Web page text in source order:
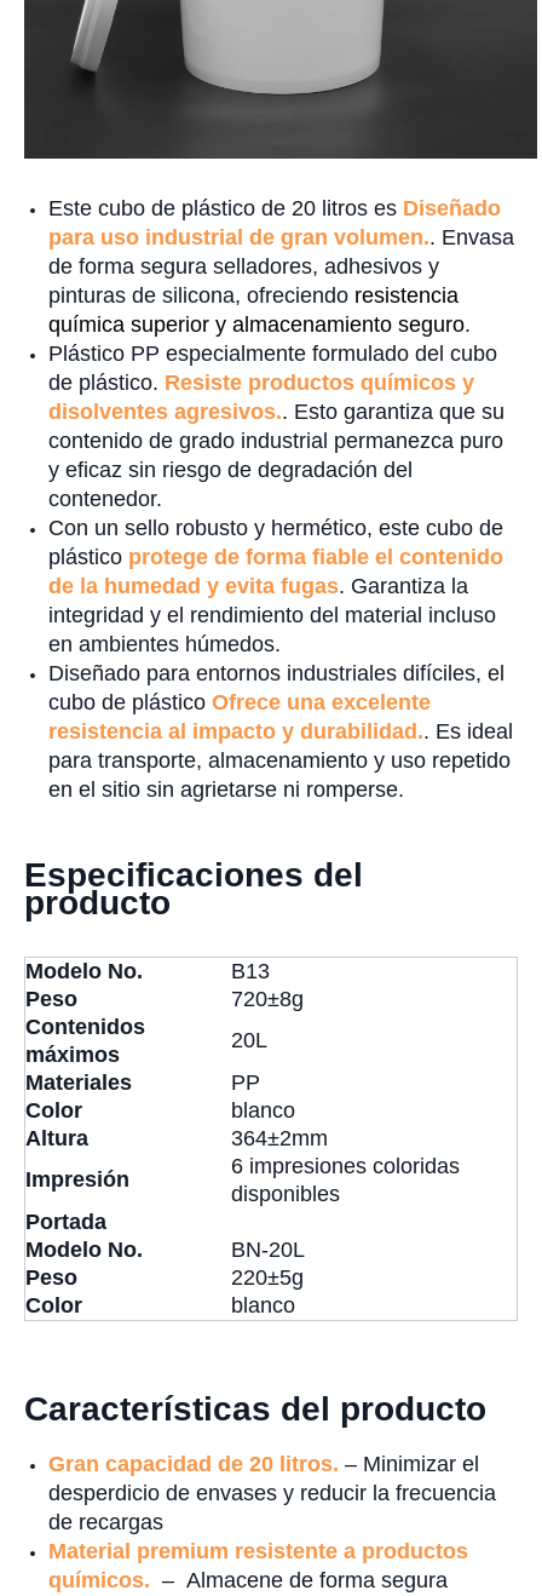
Este cubo de plástico de 20 litros es Diseñado
para uso industrial de gran volumen.. Envasa
de forma segura selladores, adhesivos y
pinturas de silicona, ofreciendo resistencia
química superior y almacenamiento seguro.
Plástico PP especialmente formulado del cubo
de plástico. Resiste productos químicos y
disolventes agresivos.. Esto garantiza que su
contenido de grado industrial permanezca puro
y eficaz sin riesgo de degradación del
contenedor.
Con un sello robusto y hermético, este cubo de
plástico protege de forma fiable el contenido
de la humedad y evita fugas. Garantiza la
integridad y el rendimiento del material incluso
en ambientes húmedos.
Diseñado para entornos industriales difíciles, el
cubo de plástico Ofrece una excelente
resistencia al impacto y durabilidad.. Es ideal
para transporte, almacenamiento y uso repetido
en el sitio sin agrietarse ni romperse.
Especificaciones del
producto
Modelo No.
B13
Peso
720±8g
Contenidos
máximos
20L
Materiales
PP
Color
blanco
Altura
364±2mm
Impresión
6 impresiones coloridas
disponibles
Portada
Modelo No.
BN-20L
Peso
220±5g
Color
blanco
Características del producto
Gran capacidad de 20 litros. – Minimizar el
desperdicio de envases y reducir la frecuencia
de recargas
Material premium resistente a productos
químicos. – Almacene de forma segura